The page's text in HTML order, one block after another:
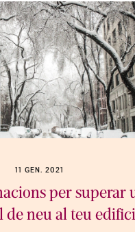
11 GEN. 2021
per superar
de neu al teu edifici